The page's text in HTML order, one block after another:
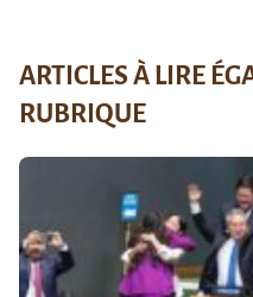
ARTICLES À LIRE
RUBRIQUE